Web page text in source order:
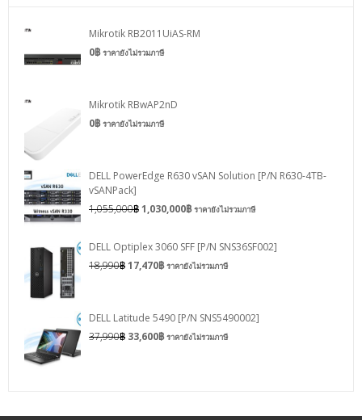
Mikrotik RB2011UiAS-RM
0฿ ราคายังไม่รวมภาษี
Mikrotik RBwAP2nD
0฿ ราคายังไม่รวมภาษี
DELL PowerEdge R630 vSAN Solution [P/N R630-4TB-
vSANPack]
1,055,000฿1,030,000฿ ราคายังไม่รวมภาษี
DELL Optiplex 3060 SFF [P/N SNS36SF002]
18,990฿17,470฿ ราคายังไม่รวมภาษี
DELL Latitude 5490 [P/N SNS5490002]
37,990฿ 33,600฿ ราคายังไม่รวมภาษี